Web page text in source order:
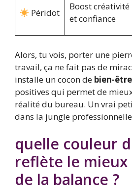
Péridot
Boost créativité
et confiance
Alors, tu vois, porter une
travail, ça ne fait pas de
installe un cocon de bien-être
positives qui permet de
réalité du bureau. Un vrai
dans la jungle
quelle couleur
reflète le mieux
de la balance ?